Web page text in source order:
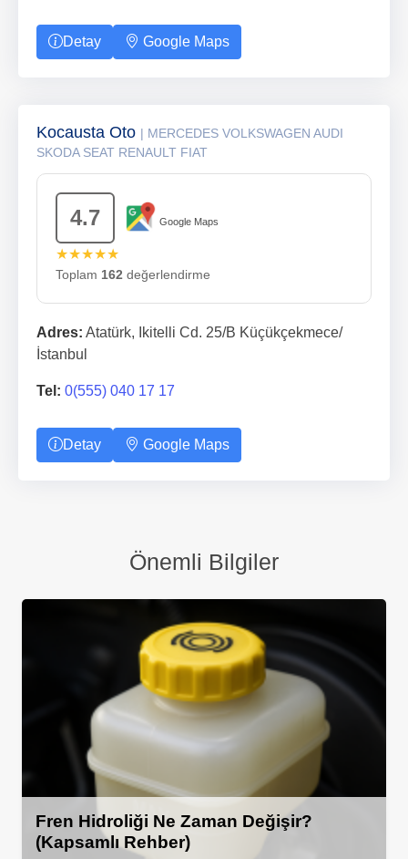
Detay Google Maps
Kocausta Oto | MERCEDES VOLKSWAGEN AUDI
SKODA SEAT RENAULT FIAT
4.7 Google Maps
★★★★★
Toplam 162 değerlendirme
Adres: Atatürk, Ikitelli Cd. 25/B Küçükçekmece/
İstanbul
Tel: 0(555) 040 17 17
Detay Google Maps
Önemli Bilgiler
Fren Hidroliği Ne Zaman Değişir?
(Kapsamlı Rehber)